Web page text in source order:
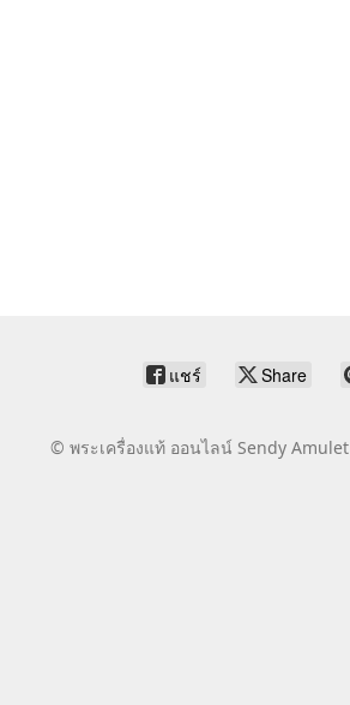
แชร์ Share
© พระเครื่องแท้ ออนไลน์ Sendy Amulet